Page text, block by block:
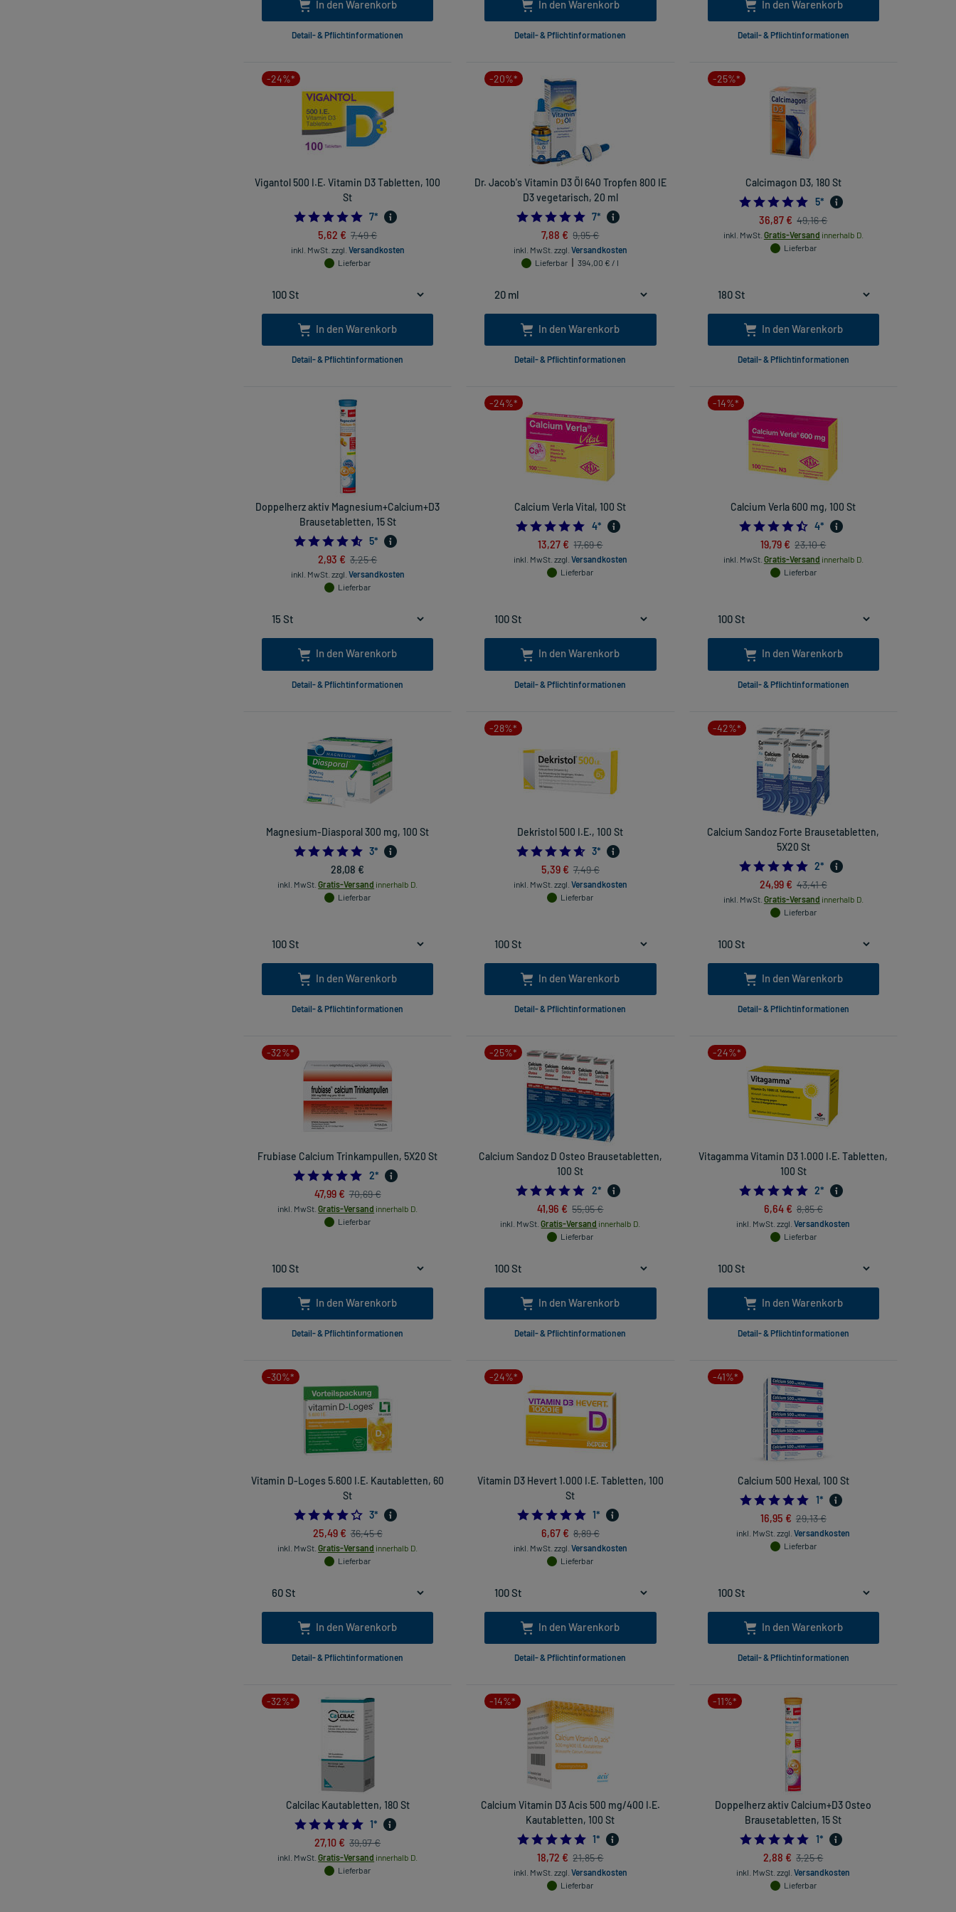
In den Warenkorb
Detail- & Pflichtinformationen
In den Warenkorb
Detail- & Pflichtinformationen
In den Warenkorb
Detail- & Pflichtinformationen
-24%*
Vigantol 500 I.E. Vitamin D3 Tabletten, 100
St
5.0
7*
5,62 € 7,49 €
inkl. MwSt. zzgl. Versandkosten
Lieferbar
In den Warenkorb
Detail- & Pflichtinformationen
-20%*
Dr. Jacob's Vitamin D3 Öl 640 Tropfen 800 IE
D3 vegetarisch, 20 ml
5.0
7*
7,88 € 9,95 €
inkl. MwSt. zzgl. Versandkosten
Lieferbar
394,00 € / l
In den Warenkorb
Detail- & Pflichtinformationen
-25%*
Calcimagon D3, 180 St
4.8
5*
36,87 € 49,16 €
inkl. MwSt. Gratis-Versand innerhalb D.
Lieferbar
In den Warenkorb
Detail- & Pflichtinformationen
Doppelherz aktiv Magnesium+Calcium+D3
Brausetabletten, 15 St
4.6
5*
2,93 € 3,25 €
inkl. MwSt. zzgl. Versandkosten
Lieferbar
In den Warenkorb
Detail- & Pflichtinformationen
-24%*
Calcium Verla Vital, 100 St
5.0
4*
13,27 € 17,69 €
inkl. MwSt. zzgl. Versandkosten
Lieferbar
In den Warenkorb
Detail- & Pflichtinformationen
-14%*
Calcium Verla 600 mg, 100 St
4.5
4*
19,79 € 23,10 €
inkl. MwSt. Gratis-Versand innerhalb D.
Lieferbar
In den Warenkorb
Detail- & Pflichtinformationen
Magnesium-Diasporal 300 mg, 100 St
5.0
3*
28,08 €
inkl. MwSt. Gratis-Versand innerhalb D.
Lieferbar
In den Warenkorb
Detail- & Pflichtinformationen
-28%*
Dekristol 500 I.E., 100 St
4.666666666666667
3*
5,39 € 7,49 €
inkl. MwSt. zzgl. Versandkosten
Lieferbar
In den Warenkorb
Detail- & Pflichtinformationen
-42%*
Calcium Sandoz Forte Brausetabletten,
5X20 St
5.0
2*
24,99 € 43,41 €
inkl. MwSt. Gratis-Versand innerhalb D.
Lieferbar
In den Warenkorb
Detail- & Pflichtinformationen
-32%*
Frubiase Calcium Trinkampullen, 5X20 St
5.0
2*
47,99 € 70,69 €
inkl. MwSt. Gratis-Versand innerhalb D.
Lieferbar
In den Warenkorb
Detail- & Pflichtinformationen
-25%*
Calcium Sandoz D Osteo Brausetabletten,
100 St
5.0
2*
41,96 € 55,95 €
inkl. MwSt. Gratis-Versand innerhalb D.
Lieferbar
In den Warenkorb
Detail- & Pflichtinformationen
-24%*
Vitagamma Vitamin D3 1.000 I.E. Tabletten,
100 St
5.0
2*
6,64 € 8,85 €
inkl. MwSt. zzgl.Versandkosten
Lieferbar
In den Warenkorb
Detail- & Pflichtinformationen
-30%*
Vitamin D-Loges 5.600 I.E. Kautabletten, 60
St
4.0
3*
25,49 € 36,45 €
inkl. MwSt. Gratis-Versand innerhalb D.
Lieferbar
In den Warenkorb
Detail- & Pflichtinformationen
-24%*
Vitamin D3 Hevert 1.000 I.E. Tabletten, 100
St
5.0
1*
6,67 € 8,89 €
inkl. MwSt. zzgl. Versandkosten
Lieferbar
In den Warenkorb
Detail- & Pflichtinformationen
-41%*
Calcium 500 Hexal, 100 St
5.0
1*
16,95 € 29,13 €
inkl. MwSt. zzgl.Versandkosten
Lieferbar
In den Warenkorb
Detail- & Pflichtinformationen
-32%*
Calcilac Kautabletten, 180 St
5.0
1*
27,10 € 39,97 €
inkl. MwSt. Gratis-Versand innerhalb D.
Lieferbar
-14%*
Calcium Vitamin D3 Acis 500 mg/400 I.E.
Kautabletten, 100 St
5.0
1*
18,72 € 21,85 €
inkl. MwSt. zzgl. Versandkosten
Lieferbar
-11%*
Doppelherz aktiv Calcium+D3 Osteo
Brausetabletten, 15 St
5.0
1*
2,88 € 3,25 €
inkl. MwSt. zzgl.Versandkosten
Lieferbar